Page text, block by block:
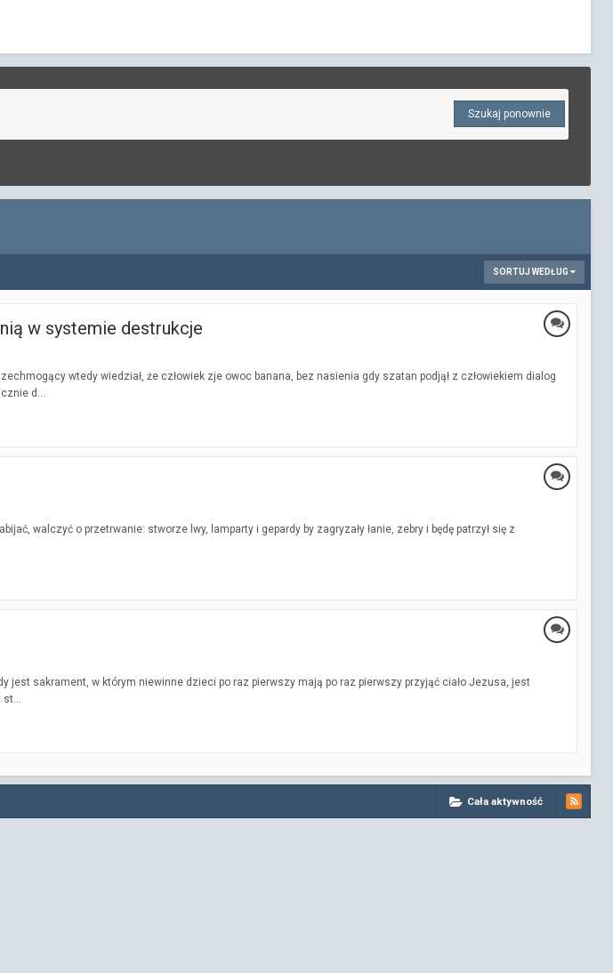
Szukaj ponownie
SORTUJ WEDŁUG
w systemie destrukcje
wtedy wiedział, że człowiek zje owoc banana, bez nasienia gdy szatan podjął z człowiekiem dialog
d...
walczyć o przetrwanie: stworze lwy, lamparty i gepardy by zagryzały łanie, zebry i będę patrzył się z
jest sakrament, w którym niewinne dzieci po raz pierwszy mają po raz pierwszy przyjąć ciało Jezusa, jest
st...
Cała aktywność